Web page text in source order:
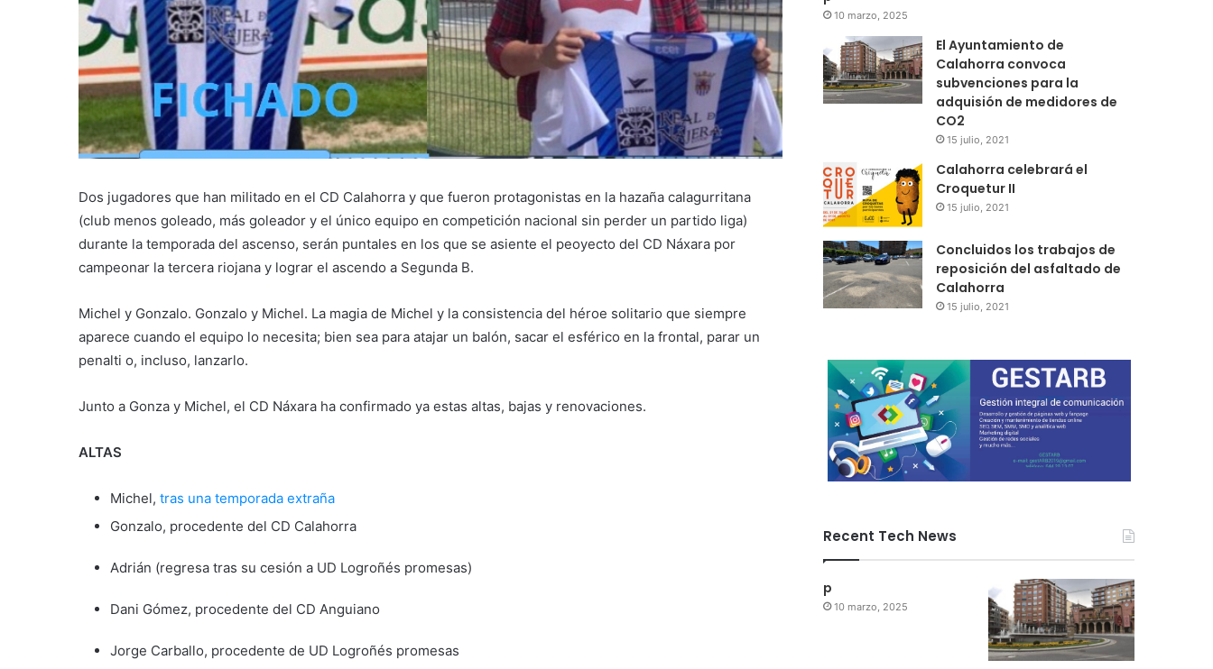
Dos jugadores que han militado en el CD Calahorra y que fueron protagonistas en la hazaña calagurritana
(club menos goleado, más goleador y el único equipo en competición nacional sin perder un partido liga)
durante la temporada del ascenso, serán puntales en los que se asiente el peoyecto del CD Náxara por
campeonar la tercera riojana y lograr el ascendo a Segunda B.
Michel y Gonzalo. Gonzalo y Michel. La magia de Michel y la consistencia del héroe solitario que siempre
aparece cuando el equipo lo necesita; bien sea para atajar un balón, sacar el esférico en la frontal, parar un
penalti o, incluso, lanzarlo.
Junto a Gonza y Michel, el CD Náxara ha confirmado ya estas altas, bajas y renovaciones.
ALTAS
Michel, tras una temporada extraña
Gonzalo, procedente del CD Calahorra
Adrián (regresa tras su cesión a UD Logroñés promesas)
Dani Gómez, procedente del CD Anguiano
Jorge Carballo, procedente de UD Logroñés promesas
10 marzo, 2025
El Ayuntamiento de
Calahorra convoca
subvenciones para la
adquisión de medidores de
CO2
15 julio, 2021
Calahorra celebrará el
Croquetur II
15 julio, 2021
Concluidos los trabajos de
reposición del asfaltado de
Calahorra
15 julio, 2021
Recent Tech News
p
10 marzo, 2025